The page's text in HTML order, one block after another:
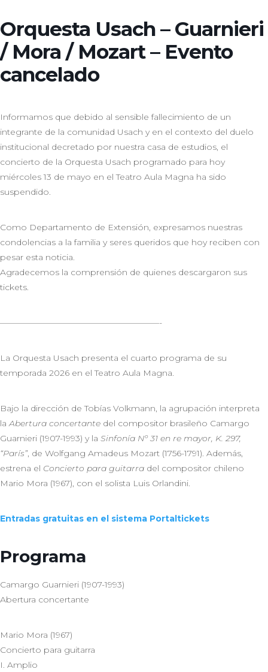
Orquesta Usach – Guarnieri
/ Mora / Mozart – Evento
cancelado
Informamos que debido al sensible fallecimiento de un
integrante de la comunidad Usach y en el contexto del duelo
institucional decretado por nuestra casa de estudios, el
concierto de la Orquesta Usach programado para hoy
miércoles 13 de mayo en el Teatro Aula Magna ha sido
suspendido.
Como Departamento de Extensión, expresamos nuestras
condolencias a la familia y seres queridos que hoy reciben con
pesar esta noticia.
Agradecemos la comprensión de quienes descargaron sus
tickets.
———————————————————-
La Orquesta Usach presenta el cuarto programa de su
temporada 2026 en el Teatro Aula Magna.
Bajo la dirección de Tobías Volkmann, la agrupación interpreta
laAbertura concertante del compositor brasileño Camargo
Guarnieri (1907-1993) y la Sinfonía Nº 31 en re mayor, K. 297,
“París”, de Wolfgang Amadeus Mozart (1756-1791). Además,
estrena el Concierto para guitarra del compositor chileno
Mario Mora (1967), con el solista Luis Orlandini.
Entradas gratuitas en el sistema Portaltickets
Programa
Camargo Guarnieri (1907-1993)
Abertura concertante
Mario Mora (1967)
Concierto para guitarra
I. Amplio